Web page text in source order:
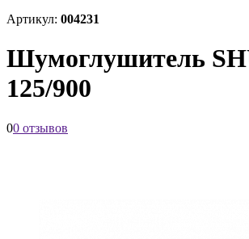
Артикул: 004231
Шумоглушитель
125/900
00 отзывов